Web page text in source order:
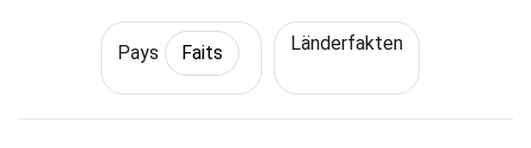
Pays Faits Länderfakten